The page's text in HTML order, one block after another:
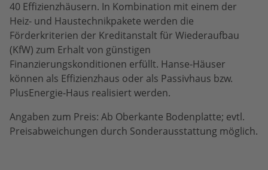
40 Effizienzhäusern. In Kombination mit einem der
Heiz- und Haustechnikpakete werden die
Förderkriterien der Kreditanstalt für Wiederaufbau
(KfW) zum Erhalt von günstigen
Finanzierungskonditionen erfüllt. Hanse-Häuser
können als Effizienzhaus oder als Passivhaus bzw.
PlusEnergie-Haus realisiert werden.
Angaben zum Preis: Ab Oberkante Bodenplatte; evtl.
Preisabweichungen durch Sonderausstattung möglich.